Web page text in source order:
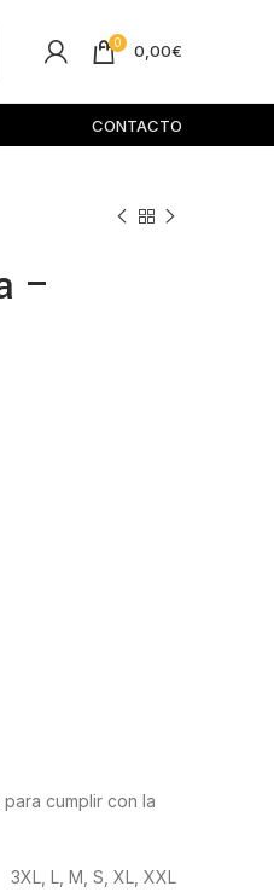
0 0,00€
CONTACTO
–
cumplir con la
3XL, L, M, S, XL, XXL